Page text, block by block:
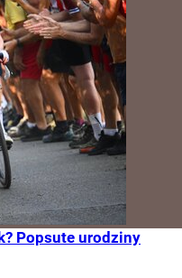
Popsute urodziny